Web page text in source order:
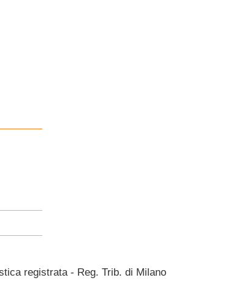
registrata - Reg. Trib. di Milano